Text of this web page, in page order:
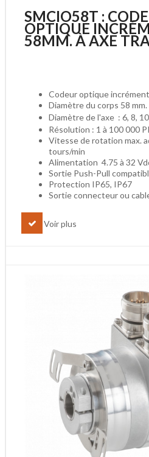
SMCIO58T :
OPTIQUE
58MM. À AXE
Codeur optique
Diamètre du corps 58 mm.
Diamètre de l'axe : 6, 8,
Résolution : 1 à 100 000
Vitesse de rotation max.
tours/min
Alimentation 4.75 à 32
Sortie Push-Pull
Protection IP65, IP67
Sortie connecteur ou
Voir plus